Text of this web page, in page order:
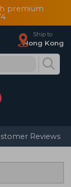
premium
Ship to
Hong Kong
Reviews